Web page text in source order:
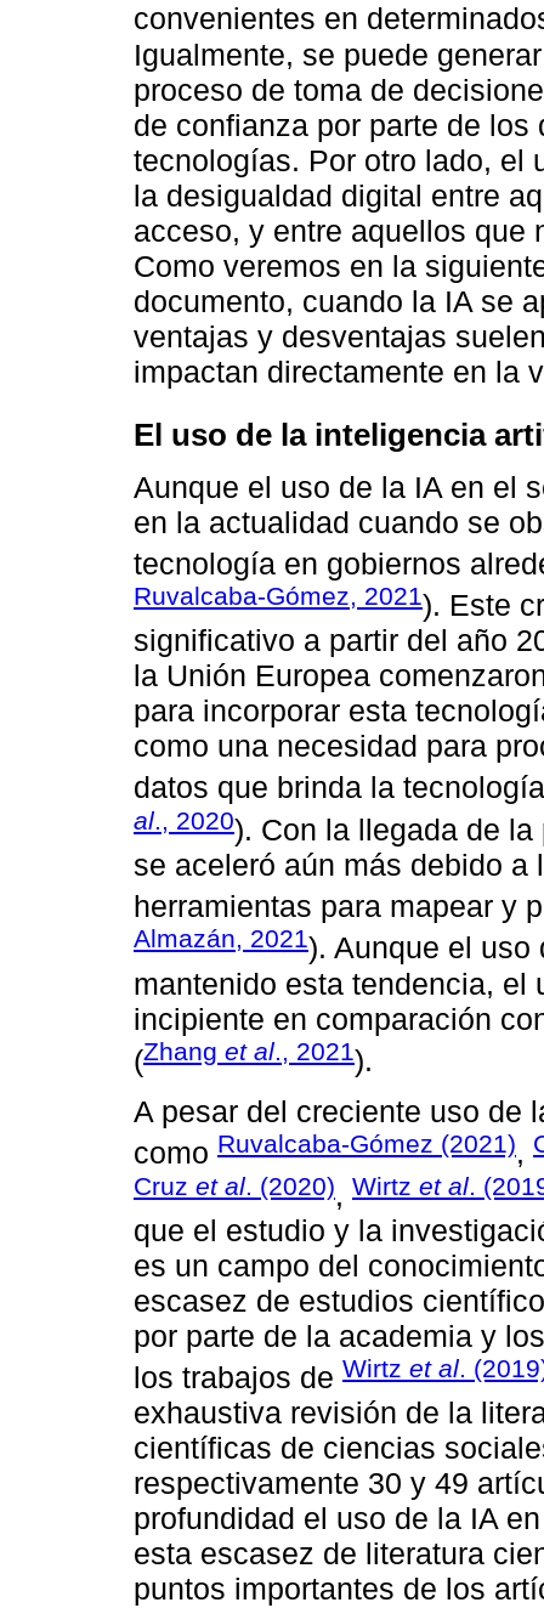
convenientes en
Igualmente, se puede
proceso de toma de
de confianza por parte de
tecnologías. Por otro lado, el
la desigualdad digital entre
acceso, y entre aquellos que
Como veremos en la
documento, cuando la IA se
ventajas y desventajas
impactan directamente en la
El uso de la inteligencia
Aunque el uso de la IA en el
en la actualidad cuando se
tecnología en gobiernos
Ruvalcaba-Gómez, 2021). Este
significativo a partir del año
la Unión Europea
para incorporar esta
como una necesidad para
datos que brinda la
al., 2020). Con la llegada de
se aceleró aún más debido
herramientas para mapear y
Almazán, 2021). Aunque el uso
mantenido esta tendencia, el
incipiente en comparación
(Zhang et al., 2021).
A pesar del creciente uso de
como Ruvalcaba-Gómez (2021),
Cruz et al . (2020), Wirtz et al .
que el estudio y la
es un campo del
escasez de estudios
por parte de la academia y
los trabajos de Wirtz et al.
exhaustiva revisión de la
científicas de ciencias
respectivamente 30 y 49
profundidad el uso de la IA
esta escasez de literatura
puntos importantes de los